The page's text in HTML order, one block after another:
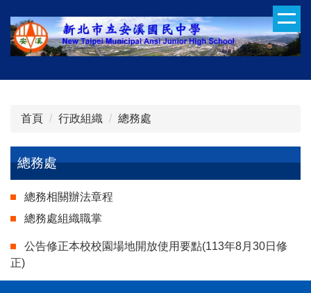
到
主
內
首頁 行政組織 總務處
總務處
總務相關辦法章程
總務處組織職掌
公告修正本校校園場地開放使用要點(113年8月30日修
正)